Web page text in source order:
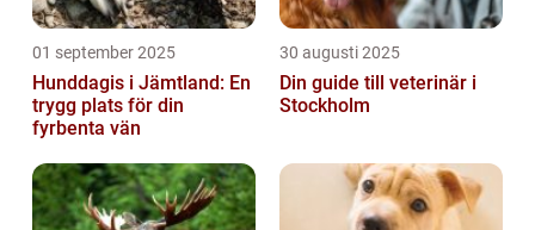
01 september 2025
Hunddagis i Jämtland: En
trygg plats för din
fyrbenta vän
30 augusti 2025
Din guide till veterinär i
Stockholm